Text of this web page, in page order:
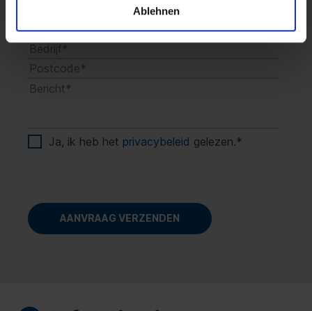
Ablehnen
Ja, ik heb het privacybeleid gelezen.*